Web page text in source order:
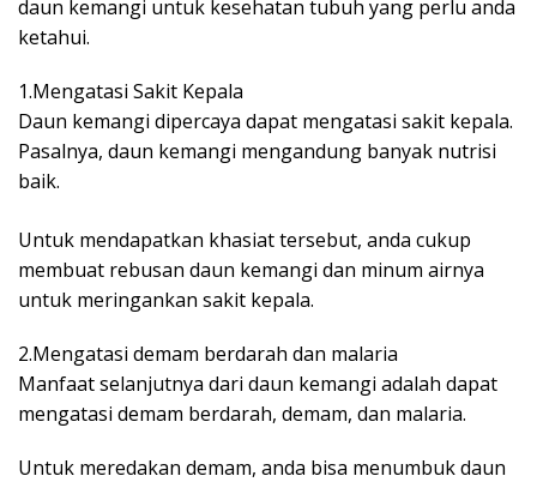
daun kemangi untuk kesehatan tubuh yang perlu anda
ketahui.
1.Mengatasi Sakit Kepala
Daun kemangi dipercaya dapat mengatasi sakit kepala.
Pasalnya, daun kemangi mengandung banyak nutrisi
baik.
Untuk mendapatkan khasiat tersebut, anda cukup
membuat rebusan daun kemangi dan minum airnya
untuk meringankan sakit kepala.
2.Mengatasi demam berdarah dan malaria
Manfaat selanjutnya dari daun kemangi adalah dapat
mengatasi demam berdarah, demam, dan malaria.
Untuk meredakan demam, anda bisa menumbuk daun